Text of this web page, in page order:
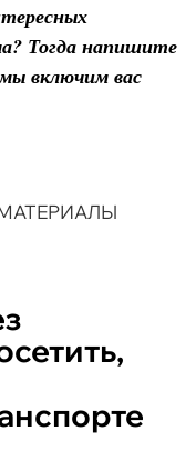
Тогда напишите
включим вас